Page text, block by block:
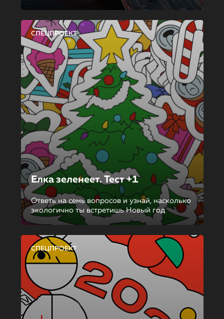
СПЕЦПРОЕКТ
Елка зеленеет. Тест +1
Ответь на семь вопросов и узнай, насколько
экологично ты встретишь Новый год
СПЕЦПРОЕКТ